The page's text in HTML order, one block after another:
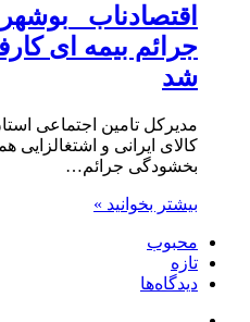
اقتصادناب
جرائم بیمه ای
شد
مدیرکل تامین اجتماعی
کالای ایرانی و
بخشودگی جرائم…
بیشتر بخوانید »
محبوب
تازه
دیدگاه‌ها